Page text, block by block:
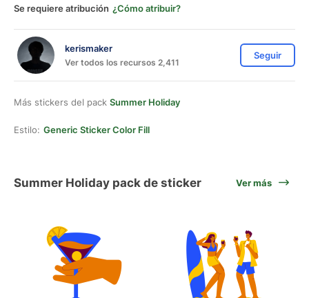
Se requiere atribución ¿Cómo atribuir?
kerismaker
Ver todos los recursos 2,411
Seguir
Más stickers del pack Summer Holiday
Estilo: Generic Sticker Color Fill
Summer Holiday pack de sticker Ver más